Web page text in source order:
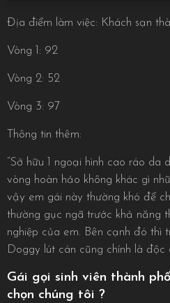
Địa điểm làm việc: Khách sạn
Vòng 1: 92
Vòng 2: 52
Vòng 3: 97
Thông tin thêm:
“Sở hữu 1 ngoại hình cao ráo da
vòng hoàn hảo không khác gì
vậy em gái này thường khó để
thường gục ngã trước khả năng
nghiệp của em. Bên cạnh đó thì
Doggy lút cán cũng chính là độc
Gái gọi sinh viên thành
chọn chúng tôi ?